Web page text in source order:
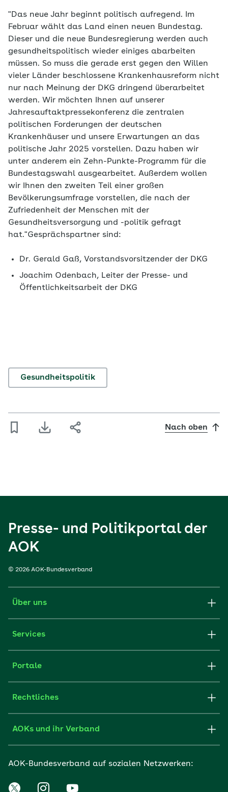
"Das neue Jahr beginnt politisch aufregend. Im
Februar wählt das Land einen neuen Bundestag.
Dieser und die neue Bundesregierung werden auch
gesundheitspolitisch wieder einiges abarbeiten
müssen. So muss die gerade erst gegen den Willen
vieler Länder beschlossene Krankenhausreform nicht
nur nach Meinung der DKG dringend überarbeitet
werden. Wir möchten Ihnen auf unserer
Jahresauftaktpressekonferenz die zentralen
politischen Forderungen der deutschen
Krankenhäuser und unsere Erwartungen an das
politische Jahr 2025 vorstellen. Dazu haben wir
unter anderem ein Zehn-Punkte-Programm für die
Bundestagswahl ausgearbeitet. Außerdem wollen
wir Ihnen den zweiten Teil einer großen
Bevölkerungsumfrage vorstellen, die nach der
Zufriedenheit der Menschen mit der
Gesundheitsversorgung und -politik gefragt
hat."Gesprächspartner sind:
Dr. Gerald Gaß, Vorstandsvorsitzender der DKG
Joachim Odenbach, Leiter der Presse- und
Öffentlichkeitsarbeit der DKG
Gesundheitspolitik
Nach oben
Presse- und Politikportal der
AOK
© 2026 AOK-Bundesverband
Über uns
Services
Portale
Rechtliches
AOKs und ihr Verband
AOK-Bundesverband auf sozialen Netzwerken: